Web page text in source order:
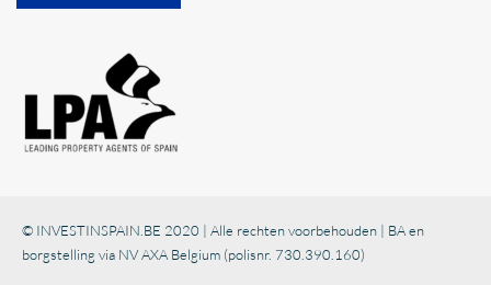
© INVESTINSPAIN.BE 2020 | Alle rechten voorbehouden | BA en
borgstelling via NV AXA Belgium (polisnr. 730.390.160)